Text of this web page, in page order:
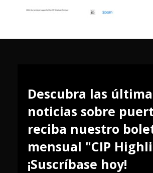
Descubra las
noticias sobre
reciba nuestro
mensual "CIP
¡Suscríbase hoy!